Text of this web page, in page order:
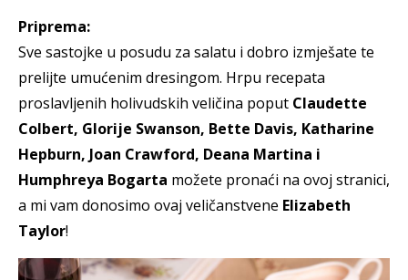
Priprema:
Sve sastojke u posudu za salatu i dobro izmješate te
prelijte umućenim dresingom. Hrpu recepata
proslavljenih holivudskih veličina poput Claudette
Colbert, Glorije Swanson, Bette Davis, Katharine
Hepburn, Joan Crawford, Deana Martina i
Humphreya Bogarta možete pronaći na ovoj stranici,
a mi vam donosimo ovaj veličanstvene Elizabeth
Taylor!